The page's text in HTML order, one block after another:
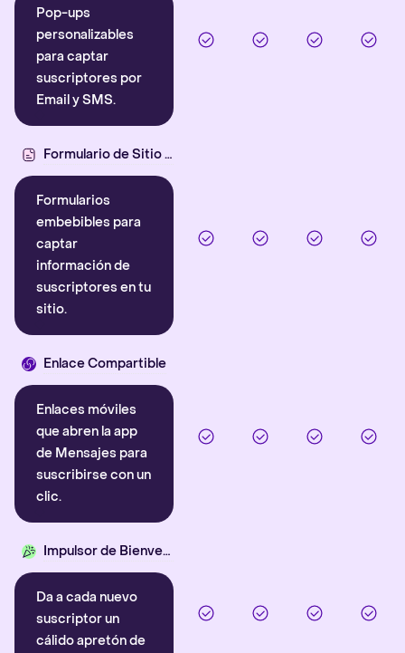
Pop-ups
personalizables
para captar
suscriptores por
Email y SMS.
Formulario de Sitio Web
Formularios
embebibles para
captar
información de
suscriptores en tu
sitio.
Enlace Compartible
Enlaces móviles
que abren la app
de Mensajes para
suscribirse con un
clic.
Impulsor de Bienvenida
Da a cada nuevo
suscriptor un
cálido apretón de